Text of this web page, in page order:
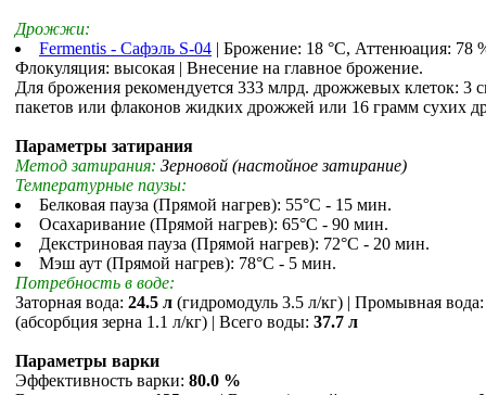
Дрожжи:
Fermentis - Сафэль S-04 | Брожение: 18 °С, Аттенюация: 78
Флокуляция: высокая | Внесение на главное брожение.
Для брожения рекомендуется 333 млрд. дрожжевых клеток: 3
пакетов или флаконов жидких дрожжей или 16 грамм сухих
Параметры затирания
Метод затирания: Зерновой (настойное затирание)
Температурные паузы:
Белковая пауза (Прямой нагрев): 55°С - 15 мин.
Осахаривание (Прямой нагрев): 65°С - 90 мин.
Декстриновая пауза (Прямой нагрев): 72°С - 20 мин.
Мэш аут (Прямой нагрев): 78°С - 5 мин.
Потребность в воде:
Заторная вода: 24.5 л (гидромодуль 3.5 л/кг) | Промывная
(абсорбция зерна 1.1 л/кг) | Всего воды: 37.7 л
Параметры варки
Эффективность варки: 80.0 %